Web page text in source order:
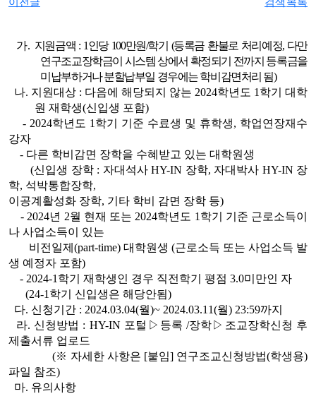
가. 지원금액 : 1인당 100만원/학기 (등록금 환불로 처리예정, 다만
연구조교장학금이 시스템 상에서 확정되기 전까지 등록금을
미납부하거나 분할납부일 경우에는 학비감면처리 됨)
나. 지원대상 : 다음에 해당되지 않는 2024학년도 1학기 대학
원 재학생(신입생 포함)
- 2024학년도 1학기 기준 수료생 및 휴학생, 학업연장재수
강자
- 다른 학비감면 장학을 수혜받고 있는 대학원생
(신입생 장학 : 자대석사 HY-IN 장학, 자대박사 HY-IN 장
학, 석박통합장학,
이공계활성화 장학, 기타 학비 감면 장학 등)
- 2024년 2월 현재 또는 2024학년도 1학기 기준 근로소득이
나 사업소득이 있는
비전일제(part-time) 대학원생 (근로소득 또는 사업소득 발
생 예정자 포함)
- 2024-1학기 재학생인 경우 직전학기 평점 3.0미만인 자
(24-1학기 신입생은 해당안됨)
다. 신청기간 : 2024.03.04(월)~ 2024.03.11(월) 23:59까지
라. 신청방법 : HY-IN 포털 ▷ 등록 /장학 ▷ 조교장학신청 후
제출서류 업로드
(※ 자세한 사항은 [붙임] 연구조교신청방법(학생용)
파일 참조)
마. 유의사항